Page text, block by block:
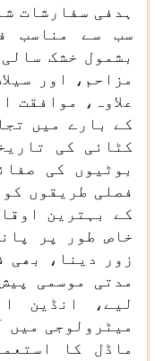
ہدفی سفارشات
سب سے مناسب
بشمول خشک
مزاحم، اور
علاوہ، موافقت
کے بارے میں
کٹائی کی
بوٹیوں کی
فصلی طریقوں
کے بہترین
خاص طور پر
زور دینا، بھی
مدتی موسمی
لیے، انڈین
میٹرولوجی میں
ماڈل کا